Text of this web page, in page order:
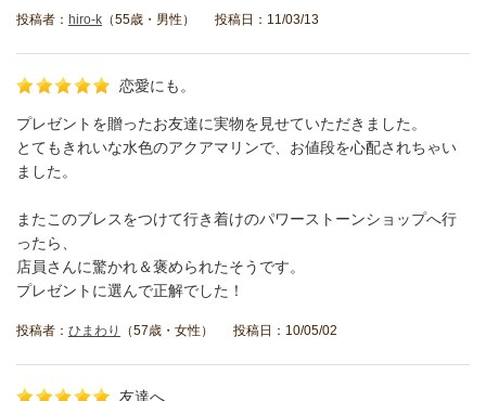
投稿者： hiro-k （55歳・男性） 投稿日：11/03/13
恋愛にも。
プレゼントを贈ったお友達に実物を見せていただきました。
とてもきれいな水色のアクアマリンで、お値段を心配されちゃい
ました。
またこのブレスをつけて行き着けのパワーストーンショップへ行
ったら、
店員さんに驚かれ＆褒められたそうです。
プレゼントに選んで正解でした！
投稿者： ひまわり （57歳・女性） 投稿日：10/05/02
友達へ